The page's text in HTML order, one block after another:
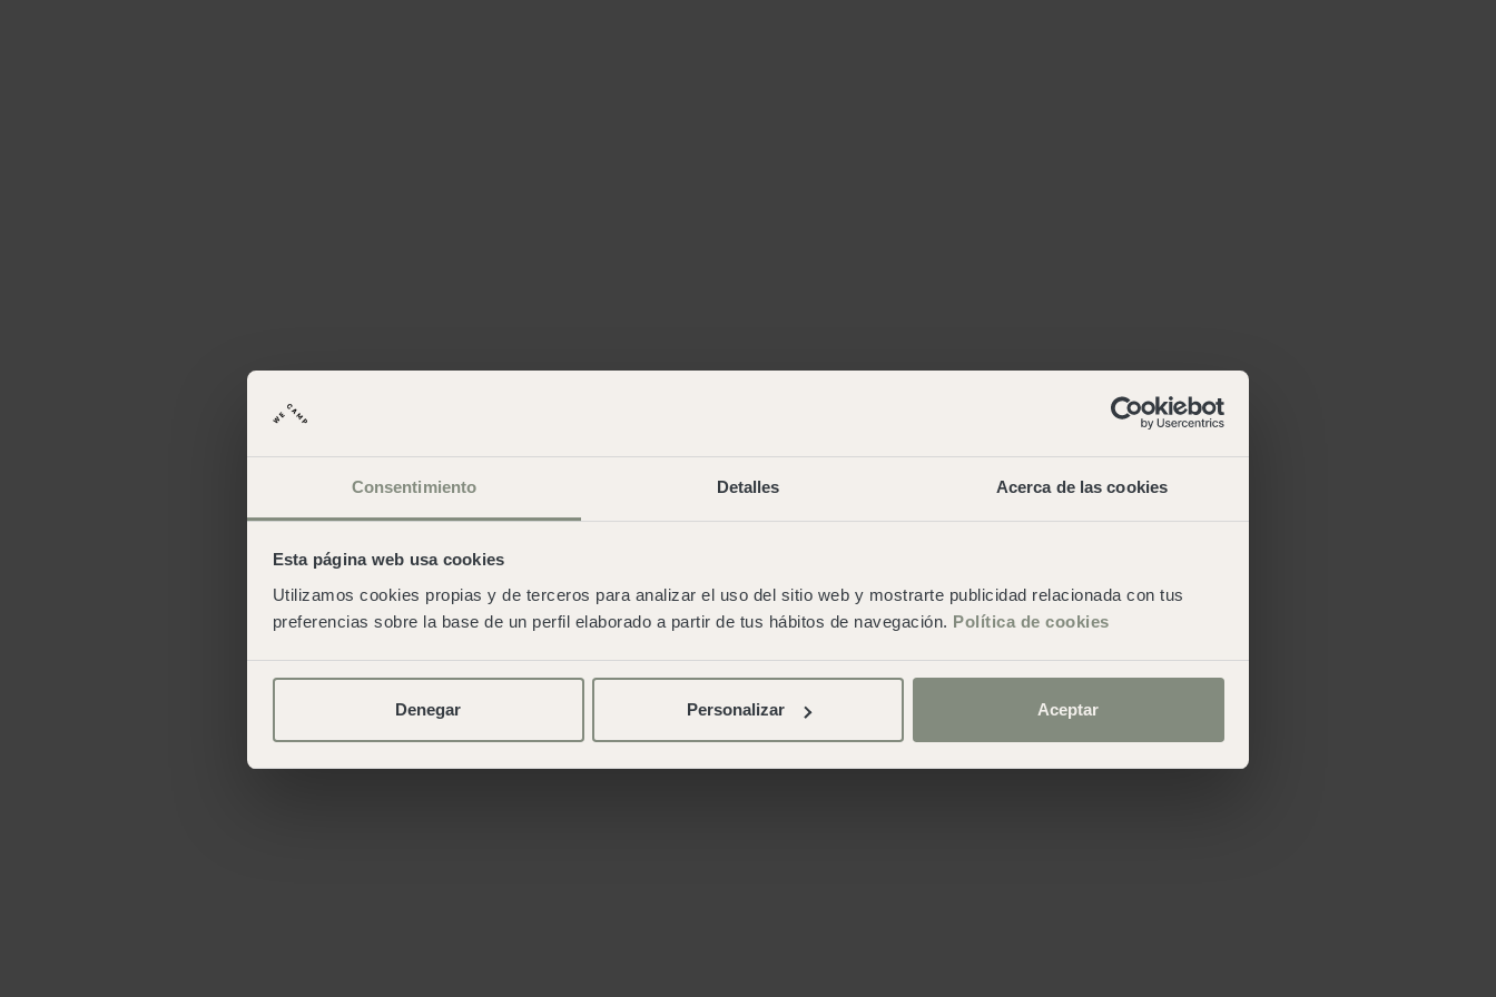
Consentimiento Detalles Acerca de las cookies
Esta página web usa cookies
Utilizamos cookies propias y de terceros para analizar el uso del sitio web y mostrarte publicidad relacionada con tus
preferencias sobre la base de un perfil elaborado a partir de tus hábitos de navegación. Política de cookies
Denegar Personalizar Aceptar